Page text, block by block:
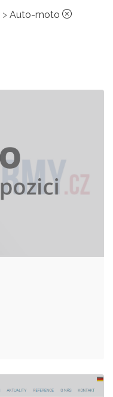
> Auto-moto